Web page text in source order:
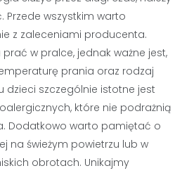
wszystkim warto
z zaleceniami producenta.
prać w pralce, jednak ważne jest,
prania oraz rodzaj
dzieci szczególnie istotne jest
które nie podrażnią
Dodatkowo warto pamiętać o
na świeżym powietrzu lub w
obrotach. Unikajmy